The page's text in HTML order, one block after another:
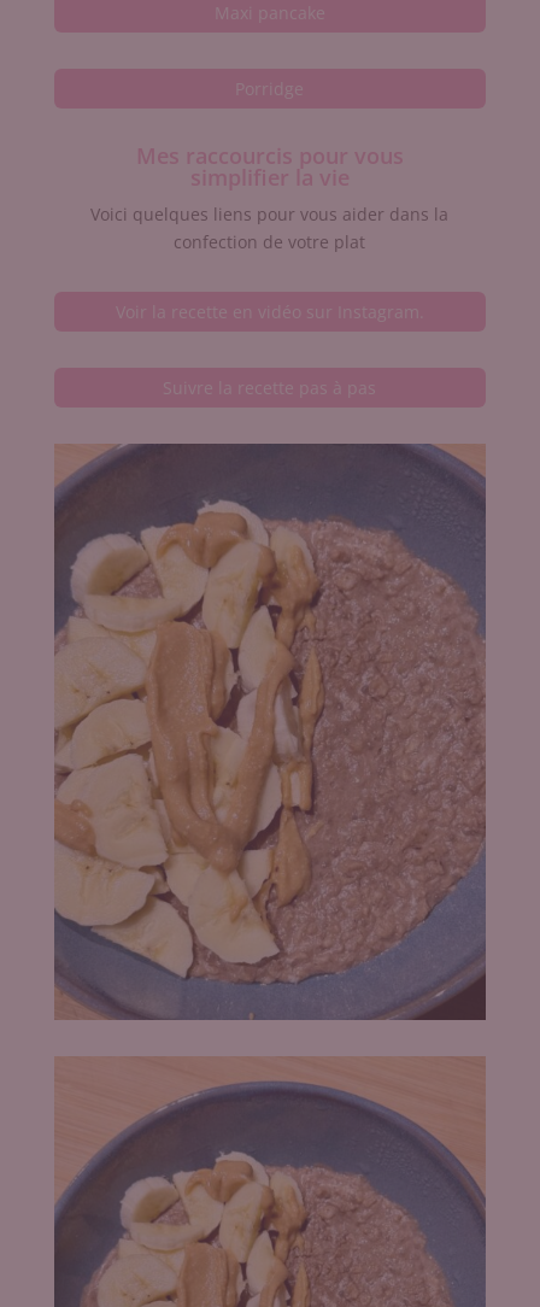
Maxi pancake
Porridge
Mes raccourcis pour vous
simplifier la vie
Voici quelques liens pour vous aider dans la
confection de votre plat
Voir la recette en vidéo sur Instagram.
Suivre la recette pas à pas